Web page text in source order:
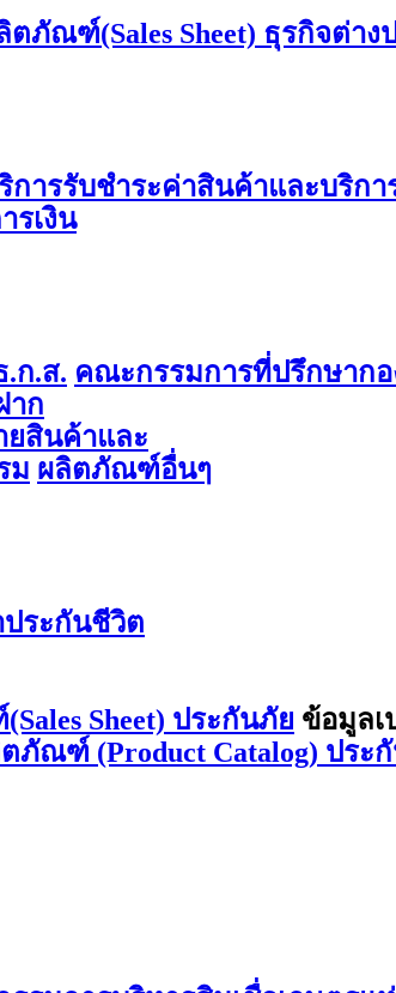
ภัณฑ์(Sales Sheet) ธุรกิจต่าง
การรับชำระค่าสินค้าและบริกา
รเงิน
.ก.ส. คณะกรรมการที่ปรึกษาก
าก
ยสินค้าและ
ม ผลิตภัณฑ์อื่นๆ
ระกันชีวิต
Sheet) ประกันภัย ข้อมูล
ภัณฑ์ (Product Catalog) ประ